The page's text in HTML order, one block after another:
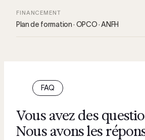
FINANCEMENT
Plan de formation · OPCO · ANFH
FAQ
Vous avez des
Nous avons les